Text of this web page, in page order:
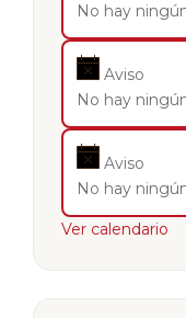
No hay
Aviso
No hay
Aviso
No hay
Ver calendario